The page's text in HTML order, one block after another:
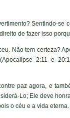
Sentindo-
de fazer isso
Não tem certeza?
2:11 e
paz agora, e
Lo; Ele deve
o céu e a vida